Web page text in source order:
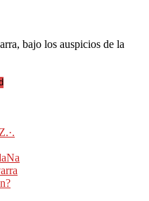
bajo los auspicios de la